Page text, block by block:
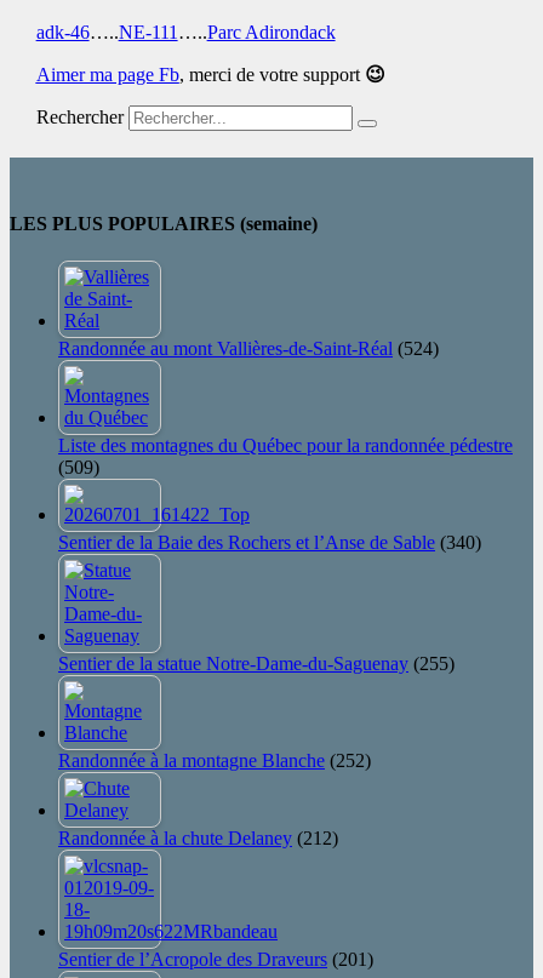
adk-46…..NE-111 …..Parc Adirondack
Aimer ma page Fb, merci de votre support 😉
Rechercher
LES PLUS POPULAIRES (semaine)
Randonnée au mont Vallières-de-Saint-Réal (524)
Liste des montagnes du Québec pour la randonnée pédestre
(509)
Sentier de la Baie des Rochers et l’Anse de Sable (340)
Sentier de la statue Notre-Dame-du-Saguenay (255)
Randonnée à la montagne Blanche (252)
Randonnée à la chute Delaney (212)
Sentier de l’Acropole des Draveurs (201)